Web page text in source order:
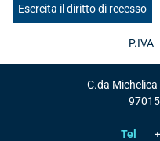
Esercita il diritto di recesso
P.IVA
C.da Michelica
97015
Tel